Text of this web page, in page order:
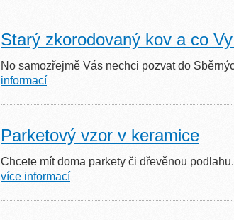
Starý zkorodovaný kov a co
No samozřejmě Vás nechci pozvat do
informací
Parketový vzor v keramice
Chcete mít doma parkety či dřevěnou
více informací